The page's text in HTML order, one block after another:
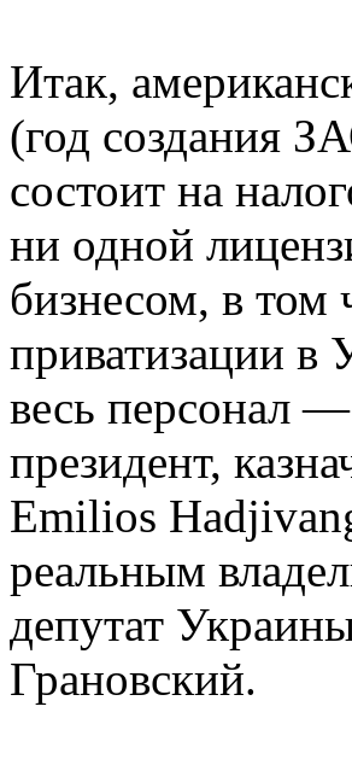
Итак,
(год создания
состоит на
ни одной
бизнесом, в
приватизации
весь персонал
президент,
Emilios
реальным
депутат
Грановский.